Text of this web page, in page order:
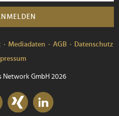
Mediadaten AGB
Datenschutz
GmbH 2026